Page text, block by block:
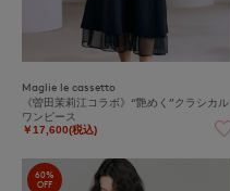
Maglie le cassetto
《曽田茉莉江コラボ》“艶めく”クラシカル
ワンピース
￥17,600(税込)
60%
OFF